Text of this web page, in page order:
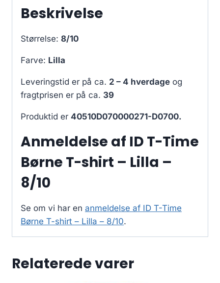
Beskrivelse
Størrelse: 8/10
Farve: Lilla
Leveringstid er på ca. 2 – 4 hverdage og
fragtprisen er på ca. 39
Produktid er 40510D070000271-D0700.
Anmeldelse af ID T-Time
Børne T-shirt – Lilla –
8/10
Se om vi har en anmeldelse af ID T-Time
Børne T-shirt – Lilla – 8/10.
Relaterede varer